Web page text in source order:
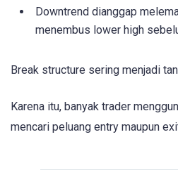
Downtrend dianggap
menembus lower high
Break structure sering menjadi
Karena itu, banyak trader
mencari peluang entry maupun